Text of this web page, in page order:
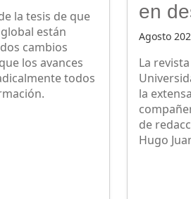
la tesis de que
están
cambios
los avances
todos
en
Agosto
La
la
de
Hugo